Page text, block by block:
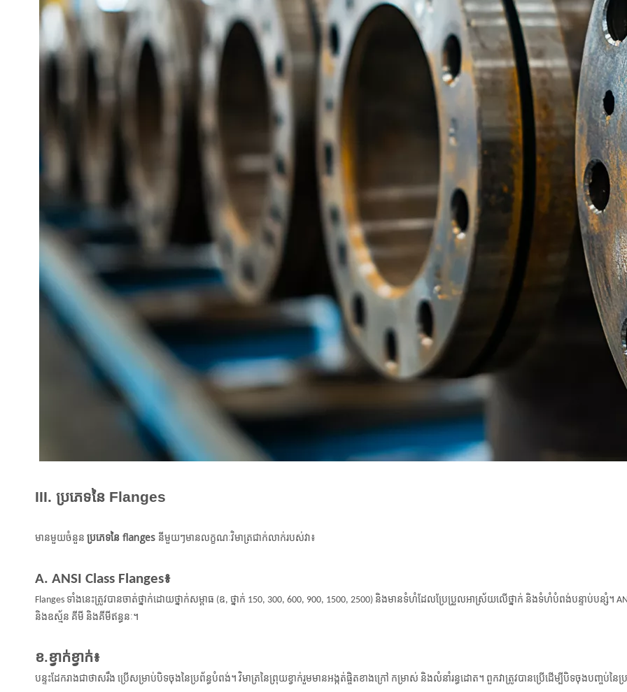
III. ប្រភេទនៃ Flanges
មានមួយចំនួន ប្រភេទនៃ flanges នីមួយៗមានលក្ខណៈវិមាត្រជាក់លាក់របស់វា៖
A. ANSI Class Flanges៖
Flanges ទាំងនេះត្រូវបានចាត់ថ្នាក់ដោយថ្នាក់សម្ពាធ (ឧ, ថ្នាក់ 150, 300, 600, 900, 1500, 2500) និងមានទំហំដែលប្រែប្រួលអាស្រ័យលើថ្នាក់ និងទំហំបំពង់បន្ទាប់បន្សំ។
និងឧស្ម័ន គីមី និងគីមីឥន្ធនៈ។
ខ.ខ្វាក់ខ្វាក់៖
បន្ទះដែករាងជាថាសរឹង ប្រើសម្រាប់បិទចុងនៃប្រព័ន្ធបំពង់។ វិមាត្រនៃព្រុយខ្វាក់រួមមានអង្កត់ផ្ចិតខាងក្រៅ កម្រាស់ និងលំនាំរន្ធដោត។ ពួកវាត្រូវបានប្រើដើម្បីបិទចុងបញ្ចប់នៃប្